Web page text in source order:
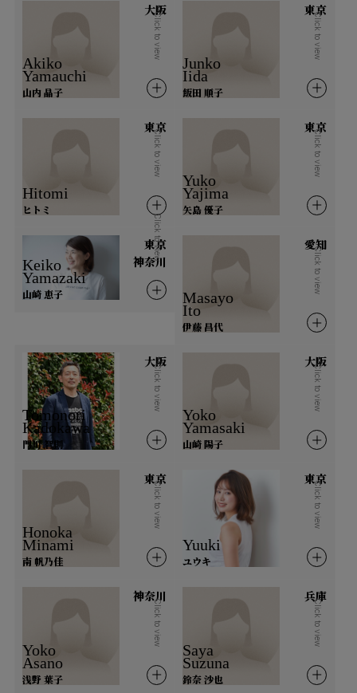
長野県 岐阜県 静岡県
滋賀県 京都府
兵庫県 奈良県
中国
岡山県
山口県
四国
九州・沖縄
福岡県 佐賀県 長崎県
宮崎県
海外
香港
大阪
Akiko
Yamauchi
山内 晶子
Click to view
東京
Junko
Iida
飯田 順子
Click to view
東京
Hitomi
ヒトミ
Click to view
東京
Yuko
Yajima
矢島 優子
Click to view
東京
神奈川
Keiko
Yamazaki
山崎 恵子
Click to view 愛知
Masayo
Ito
伊藤 昌代
Click to view
大阪
Tomonori
Kadokawa
門川 智則
Click to view
大阪
Yoko
Yamasaki
山崎 陽子
Click to view
東京
Honoka
Minami
南 帆乃佳
Click to view
東京
Yuuki
ユウキ
Click to view
神奈川
Yoko
Asano
浅野 葉子
Click to view
兵庫
Saya
Suzuna
鈴奈 沙也
Click to view